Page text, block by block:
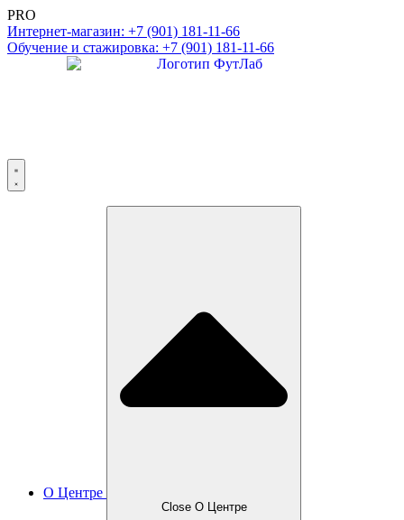
PRO
Интернет-магазин: +7 (901) 181-11-66
Обучение и стажировка: +7 (901) 181-11-66
О Центре
Close О Центре